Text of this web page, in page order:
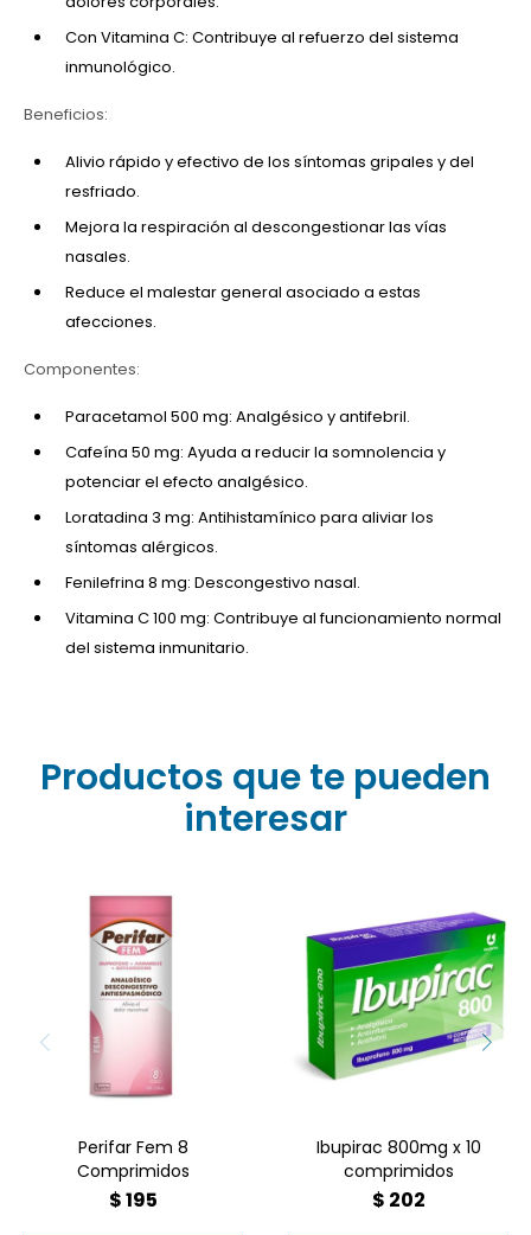
Con Vitamina C: Contribuye al refuerzo del sistema
inmunológico.
Beneficios:
Alivio rápido y efectivo de los síntomas gripales y del
resfriado.
Mejora la respiración al descongestionar las vías
nasales.
Reduce el malestar general asociado a estas
afecciones.
Componentes:
Paracetamol 500 mg: Analgésico y antifebril.
Cafeína 50 mg: Ayuda a reducir la somnolencia y
potenciar el efecto analgésico.
Loratadina 3 mg: Antihistamínico para aliviar los
síntomas alérgicos.
Fenilefrina 8 mg: Descongestivo nasal.
Vitamina C 100 mg: Contribuye al funcionamiento normal
del sistema inmunitario.
Productos que te pueden
interesar
menstrual, la congestión y
los cólicos. Su fórmula
combina Ibuprofeno,
Hamamelis y
Butilhioscina, ofreciendo
acción analgésica,
descongestiva y
antiespasmódica. Ideal
para dismenorrea y
síndrome premenstrual.
Perifar Fem 8
Comprimidos
$195
Ibupirac 800 mg es un
antiinflamatorio y
analgésico indicado para
tratar dolor leve a
moderado, fiebre y
procesos inflamatorios
como artritis, artrosis y
espondilitis.
Ibupirac 800mg x 10
comprimidos
$ 202